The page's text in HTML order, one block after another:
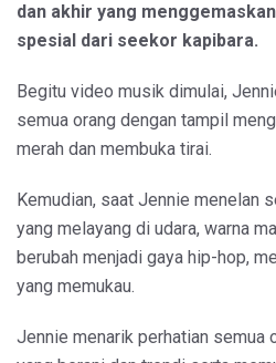
dan akhir yang
spesial dari seekor kapibara.
Begitu video musik dimulai,
semua orang dengan tampil
merah dan membuka tirai.
Kemudian, saat Jennie menelan
yang melayang di udara, warna
berubah menjadi gaya hip-hop,
yang memukau.
Jennie menarik perhatian semua